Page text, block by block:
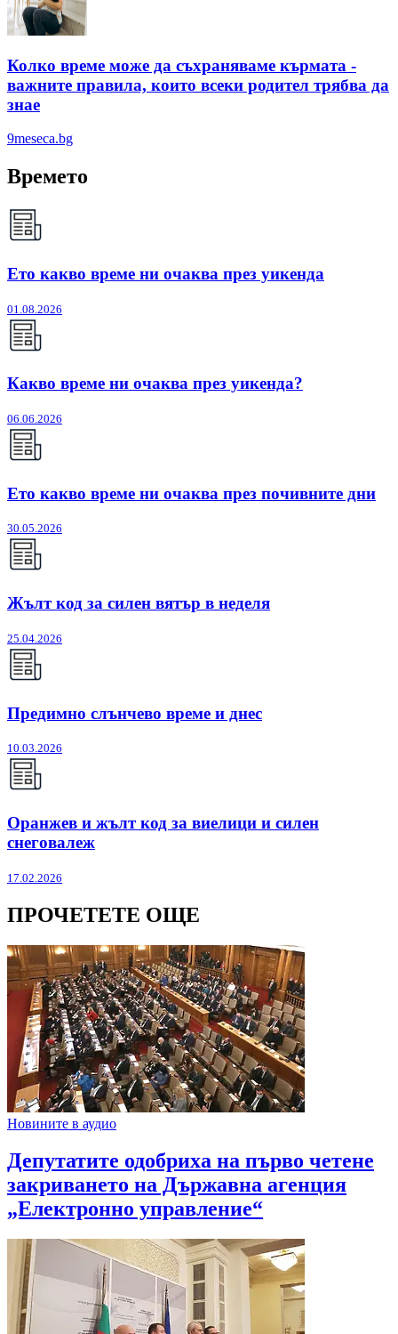
Колко време може да съхраняваме кърмата -
важните правила, които всеки родител трябва да
знае
9meseca.bg
Времето
Ето какво време ни очаква през уикенда
01.08.2026
Какво време ни очаква през уикенда?
06.06.2026
Ето какво време ни очаква през почивните дни
30.05.2026
Жълт код за силен вятър в неделя
25.04.2026
Предимно слънчево време и днес
10.03.2026
Оранжев и жълт код за виелици и силен
снеговалеж
17.02.2026
ПРОЧЕТЕТЕ ОЩЕ
Новините в аудио
Депутатите одобриха на първо четене
закриването на Държавна агенция
„Електронно управление“